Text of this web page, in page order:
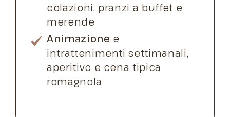
colazioni, pranzi a buffet e
merende
Animazione e
intrattenimenti settimanali,
aperitivo e cena tipica
romagnola